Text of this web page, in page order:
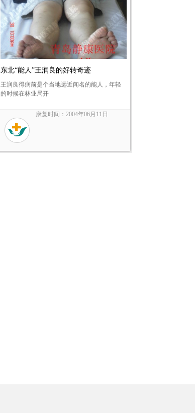
东北“能人”王润良的好转奇迹
王润良得病前是个当地远近闻名的能人，年轻
的时候在林业局开
康复时间：2004年06月11日